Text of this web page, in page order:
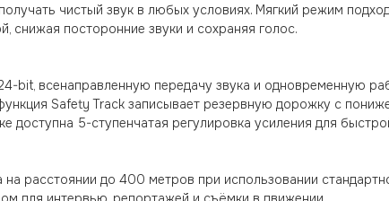
чистый звук в любых условиях. Мягкий режим
снижая посторонние звуки и сохраняя голос.
bit, всенаправленную передачу звука и одновременную
Safety Track записывает резервную дорожку с
доступна 5-ступенчатая регулировка усиления для
на расстоянии до 400 метров при использовании